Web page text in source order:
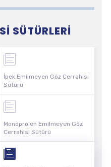
SÜTÜRLERI
İpek Emilmeyen Göz Cerrahisi
Sütürü
Monoprolen Emilmeyen Göz
Cerrahisi Sütürü